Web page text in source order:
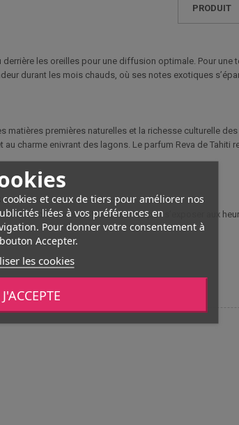
et ceux de tiers pour améliorer nos
liées à vos préférences en
Pour donner votre consentement à
Accepter.
les cookies
J'ACCEPTE
PRODUIT
les oreilles pour une diffusion optimale. Pour
durant les mois chauds, où ses notes exotiques
matières premières naturelles et la richesse culturelle
charme enivrant des lagons. Le parfum Reva de Tahiti
de la chaleur et de la lumière. Ne pas s’exposer aux